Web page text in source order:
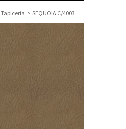
Tapicería > SEQUOIA C/4003